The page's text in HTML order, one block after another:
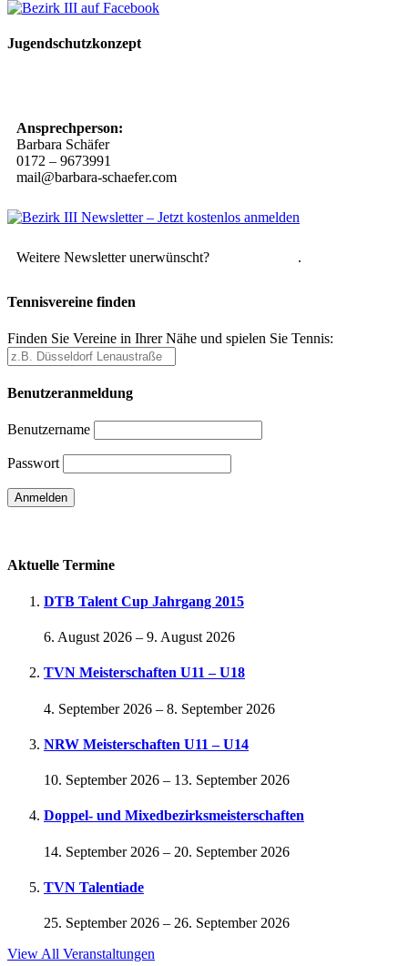
Jugendschutzkonzept
Ansprechperson:
Barbara Schäfer
0172 – 9673991
mail@barbara-schaefer.com
Weitere Newsletter unerwünscht? .
Tennisvereine finden
Finden Sie Vereine in Ihrer Nähe und spielen Sie Tennis:
Benutzeranmeldung
Benutzername
Passwort
Aktuelle Termine
DTB Talent Cup Jahrgang 2015
6. August 2026 – 9. August 2026
TVN Meisterschaften U11 – U18
4. September 2026 – 8. September 2026
NRW Meisterschaften U11 – U14
10. September 2026 – 13. September 2026
Doppel- und Mixedbezirksmeisterschaften
14. September 2026 – 20. September 2026
TVN Talentiade
25. September 2026 – 26. September 2026
View All Veranstaltungen